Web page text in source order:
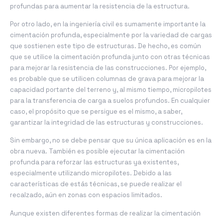
profundas para aumentar la resistencia de la estructura.
Por otro lado, en la ingeniería civil es sumamente importante la
cimentación profunda, especialmente por la variedad de cargas
que sostienen este tipo de estructuras. De hecho, es común
que se utilice la cimentación profunda junto con otras técnicas
para mejorar la resistencia de las construcciones. Por ejemplo,
es probable que se utilicen columnas de grava para mejorar la
capacidad portante del terreno y, al mismo tiempo, micropilotes
para la transferencia de carga a suelos profundos. En cualquier
caso, el propósito que se persigue es el mismo, a saber,
garantizar la integridad de las estructuras y construcciones.
Sin embargo, no se debe pensar que su única aplicación es en la
obra nueva. También es posible ejecutar la cimentación
profunda para reforzar las estructuras ya existentes,
especialmente utilizando micropilotes. Debido a las
características de estás técnicas, se puede realizar el
recalzado, aún en zonas con espacios limitados.
Aunque existen diferentes formas de realizar la cimentación